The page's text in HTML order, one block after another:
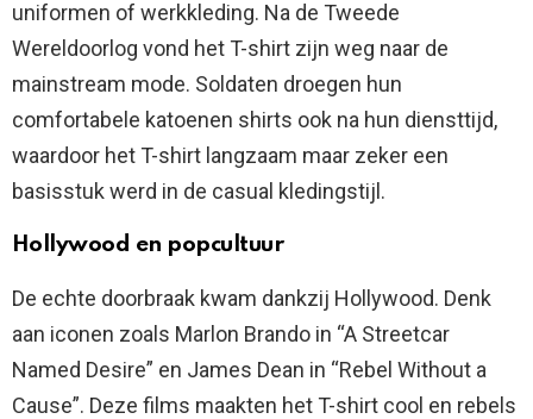
uniformen of werkkleding. Na de Tweede
Wereldoorlog vond het T-shirt zijn weg naar de
mainstream mode. Soldaten droegen hun
comfortabele katoenen shirts ook na hun diensttijd,
waardoor het T-shirt langzaam maar zeker een
basisstuk werd in de casual kledingstijl.
Hollywood en popcultuur
De echte doorbraak kwam dankzij Hollywood. Denk
aan iconen zoals Marlon Brando in “A Streetcar
Named Desire” en James Dean in “Rebel Without a
Cause”. Deze films maakten het T-shirt cool en rebels